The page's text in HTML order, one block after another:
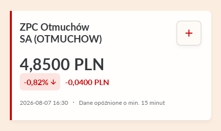
ZPC Otmuchów
SA (OTMUCHOW)
4,8500 PLN
-0,82% -0,0400 PLN
2026-08-07 16:30 Dane opóźnione o min. 15 minut